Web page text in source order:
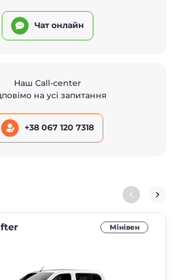
Чат онлайн
Наш Call-center
на усі запитання
+38 067 120 7318
Мінівен